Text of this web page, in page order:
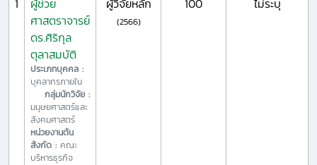
1
ผู้ช่วย
ศาสตราจารย์
ดร.ศิริกุล
ตุลาสมบัติ
ประเภทบุคคล :
บุคลากรภายใน
กลุ่มนักวิจัย :
มนุษยศาสตร์และ
สังคมศาสตร์
หน่วยงานต้น
สังกัด : คณะ
บริหารธุรกิจ
ผู้วิจัยหลัก
(2566)
100 ไม่ระบุ